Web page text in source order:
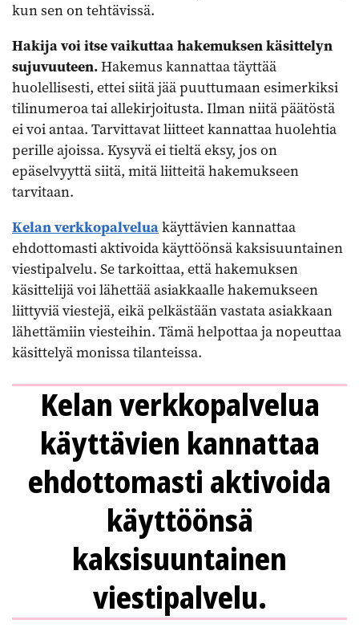
kun sen on tehtävissä.
Hakija voi itse vaikuttaa hakemuksen käsittelyn
sujuvuuteen.Hakemus kannattaa täyttää
huolellisesti, ettei siitä jää puuttumaan esimerkiksi
tilinumeroa tai allekirjoitusta. Ilman niitä päätöstä
ei voi antaa. Tarvittavat liitteet kannattaa huolehtia
perille ajoissa. Kysyvä ei tieltä eksy, jos on
epäselvyyttä siitä, mitä liitteitä hakemukseen
tarvitaan.
Kelan verkkopalveluakäyttävien kannattaa
ehdottomasti aktivoida käyttöönsä kaksisuuntainen
viestipalvelu. Se tarkoittaa, että hakemuksen
käsittelijä voi lähettää asiakkaalle hakemukseen
liittyviä viestejä, eikä pelkästään vastata asiakkaan
lähettämiin viesteihin. Tämä helpottaa ja nopeuttaa
käsittelyä monissa tilanteissa.
Kelan verkkopalvelua
käyttävien kannattaa
ehdottomasti aktivoida
käyttöönsä
kaksisuuntainen
viestipalvelu.